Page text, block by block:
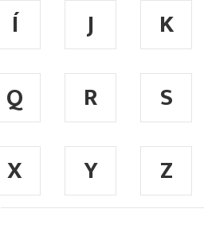
Í J K
Q R S
X Y Z